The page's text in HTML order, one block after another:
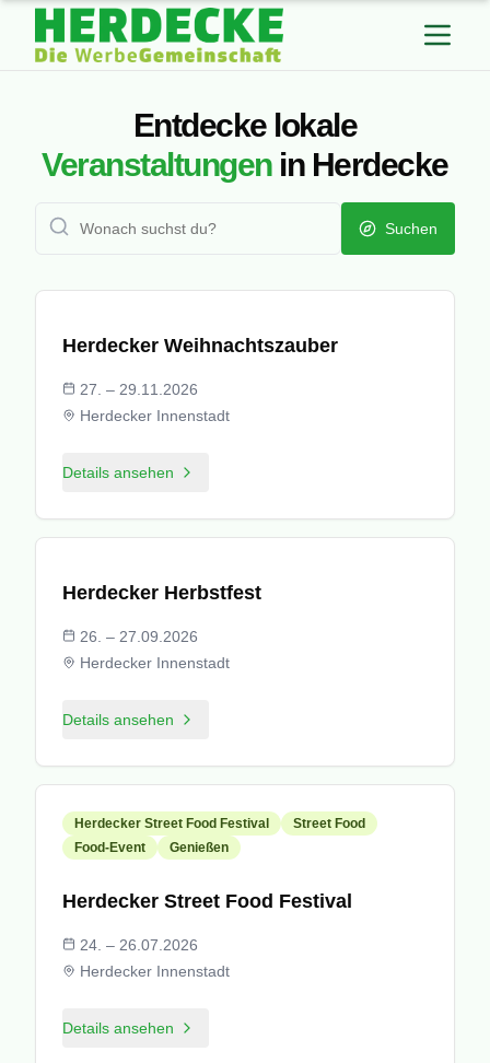
Entdecke lokale
Veranstaltungenin Herdecke
Suchen
Herdecker Weihnachtszauber
27. – 29.11.2026
Herdecker Innenstadt
Details ansehen
© Kirsten Deggim
Herdecker Herbstfest
26. – 27.09.2026
Herdecker Innenstadt
Details ansehen
Herdecker Street Food Festival
Street Food
Food-Event
Genießen
Herdecker Street Food Festival
24. – 26.07.2026
Herdecker Innenstadt
Details ansehen